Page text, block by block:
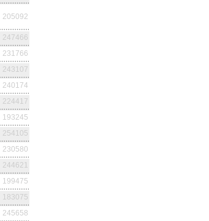
205092
247466
231766
243107
240174
224417
193245
254105
230580
244621
199475
183075
245658